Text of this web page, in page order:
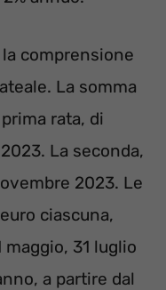
comprensione
La somma
rata, di
La seconda,
2023. Le
ciascuna,
31 luglio
a partire dal